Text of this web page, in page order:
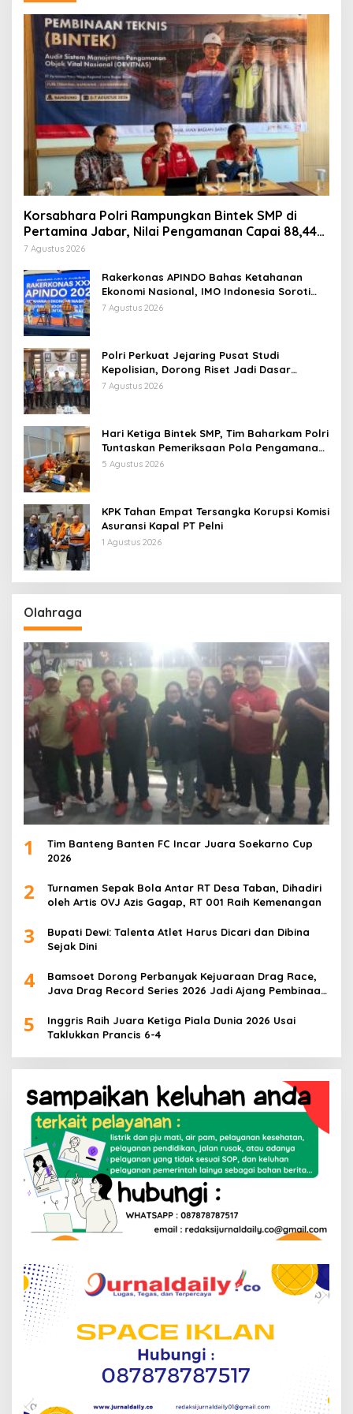
Korsabhara Polri Rampungkan Bintek SMP di
Pertamina Jabar, Nilai Pengamanan Capai 88,44
Persen
7 Agustus 2026
Rakerkonas APINDO Bahas Ketahanan
Ekonomi Nasional, IMO Indonesia Soroti
Pentingnya Kolaborasi Lintas Sektor
7 Agustus 2026
Polri Perkuat Jejaring Pusat Studi
Kepolisian, Dorong Riset Jadi Dasar
Kebijakan dan Inovasi
7 Agustus 2026
Hari Ketiga Bintek SMP, Tim Baharkam Polri
Tuntaskan Pemeriksaan Pola Pengamanan
Pertamina Patra Niaga Jabar
5 Agustus 2026
KPK Tahan Empat Tersangka Korupsi Komisi
Asuransi Kapal PT Pelni
1 Agustus 2026
Olahraga
1
Tim Banteng Banten FC Incar Juara Soekarno Cup
2026
2
Turnamen Sepak Bola Antar RT Desa Taban, Dihadiri
oleh Artis OVJ Azis Gagap, RT 001 Raih Kemenangan
3
Bupati Dewi: Talenta Atlet Harus Dicari dan Dibina
Sejak Dini
4
Bamsoet Dorong Perbanyak Kejuaraan Drag Race,
Java Drag Record Series 2026 Jadi Ajang Pembinaan
5
Inggris Raih Juara Ketiga Piala Dunia 2026 Usai
Taklukkan Prancis 6-4